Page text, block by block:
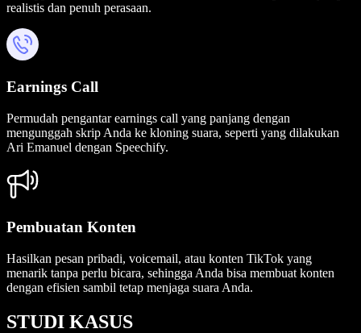
realistis dan penuh perasaan.
Earnings Call
Permudah pengantar earnings call yang panjang dengan
mengunggah skrip Anda ke kloning suara, seperti yang dilakukan
Ari Emanuel dengan Speechify.
Pembuatan Konten
Hasilkan pesan pribadi, voicemail, atau konten TikTok yang
menarik tanpa perlu bicara, sehingga Anda bisa membuat konten
dengan efisien sambil tetap menjaga suara Anda.
STUDI KASUS